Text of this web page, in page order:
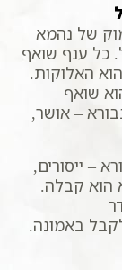
של נהמא
כל ענף שואף
האלוקות.
שואף
– אושר,
– ייסורים,
הוא קבלה.
באמונה.